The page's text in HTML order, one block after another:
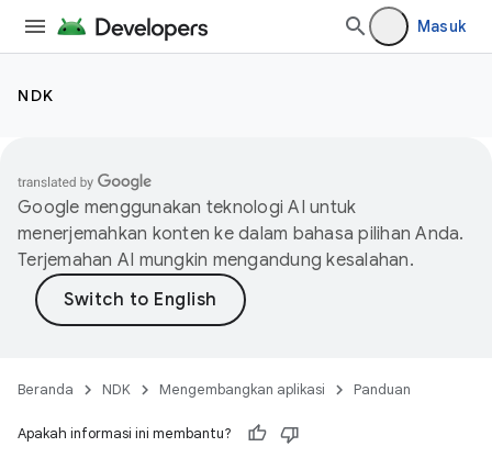
Masuk
NDK
Google menggunakan teknologi AI untuk
menerjemahkan konten ke dalam bahasa pilihan Anda.
Terjemahan AI mungkin mengandung kesalahan.
Beranda NDK Mengembangkan aplikasi Panduan
Apakah informasi ini membantu?